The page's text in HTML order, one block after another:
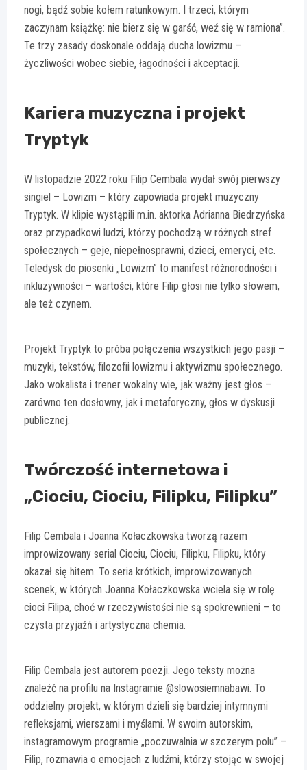
nogi, bądź sobie kołem ratunkowym. I trzeci, którym
zaczynam książkę: nie bierz się w garść, weź się w ramiona”.
Te trzy zasady doskonale oddają ducha lowizmu –
życzliwości wobec siebie, łagodności i akceptacji.
Kariera muzyczna i projekt
Tryptyk
W listopadzie 2022 roku Filip Cembala wydał swój pierwszy
singiel – Lowizm – który zapowiada projekt muzyczny
Tryptyk. W klipie wystąpili m.in. aktorka Adrianna Biedrzyńska
oraz przypadkowi ludzi, którzy pochodzą w różnych stref
społecznych – geje, niepełnosprawni, dzieci, emeryci, etc.
Teledysk do piosenki „Lowizm” to manifest różnorodności i
inkluzywności – wartości, które Filip głosi nie tylko słowem,
ale też czynem.
Projekt Tryptyk to próba połączenia wszystkich jego pasji –
muzyki, tekstów, filozofii lowizmu i aktywizmu społecznego.
Jako wokalista i trener wokalny wie, jak ważny jest głos –
zarówno ten dosłowny, jak i metaforyczny, głos w dyskusji
publicznej.
Twórczość internetowa i
„Ciociu, Ciociu, Filipku, Filipku”
Filip Cembala i Joanna Kołaczkowska tworzą razem
improwizowany serial Ciociu, Ciociu, Filipku, Filipku, który
okazał się hitem. To seria krótkich, improwizowanych
scenek, w których Joanna Kołaczkowska wciela się w rolę
cioci Filipa, choć w rzeczywistości nie są spokrewnieni – to
czysta przyjaźń i artystyczna chemia.
Filip Cembala jest autorem poezji. Jego teksty można
znaleźć na profilu na Instagramie @slowosiemnabawi. To
oddzielny projekt, w którym dzieli się bardziej intymnymi
refleksjami, wierszami i myślami. W swoim autorskim,
instagramowym programie „poczuwalnia w szczerym polu” –
Filip, rozmawia o emocjach z ludźmi, którzy stojąc w swojej